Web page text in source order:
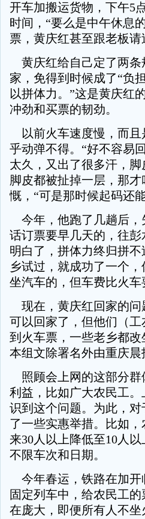
开车加搬运货物，下午5
时间，“要么是中午休息
票，黄庆红甚至跟老板请
黄庆红给自己定了两条
家，免得到时候成了“负
以拼体力。”这是黄庆红
冲劲和买票的韧劲。
以前火车速度慢，而且
乎动弹不得。“好不容易
太久，又出了很多汗，
脚皮都被扯掉一层，那
慨，“可是那时候起码还
今年，他跑了几趟后，
话订票要早几天的，往
明白了，拼体力终归拼
乡试过，就成功了一个
坐汽车的，但车费比火
现在，黄庆红回家的问
可以回家了，但他们（
到火车票，一些老乡都
本组文除署名外由重庆
照顾会上网的这部分群
利益，比如广大农民工
识到这个问题。为此，
了一些实惠举措。比如
来30人以上降低至10人
不限车次和日期。
今年春运，铁路在加开
固定列车中，给农民工
在庞大，即便所有人不